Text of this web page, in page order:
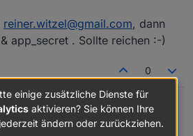
auf mehrere BKW zu erweitern?
reiner.witzel@gmail.com, dann
app_secret . Sollte reichen :-)
0
Juli 2022, 16:52
eine neue Version 0.0.14 auf
einige zusätzliche Dienste für
aktivieren? Sie können Ihre
ändern oder zurückziehen.